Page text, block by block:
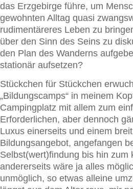
das Erzgebirge führe, um
gewohnten Alltag quasi
rudimentäreres Leben zu
über den Sinn des Seins zu
den Plan des Wanderns
stationär aufsetzen?
Stückchen für Stückchen
„Bildungscamps“ in meinem
Campingplatz mit allem zum
Erforderlichen, aber dennoch
Luxus einerseits und einem
Bildungsangebot, angefangen
Selbst(wert)findung bis hin zum
andererseits wäre ja alles
unmöglich, so etwas alleine